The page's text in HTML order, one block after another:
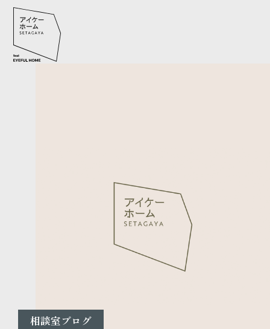
相談室ブログ